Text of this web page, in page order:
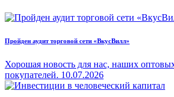
Пройден аудит торговой сети «ВкусВилл»
Хорошая новость для нас, наших
покупателей. 10.07.2026